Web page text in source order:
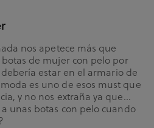
nos apetece más que
de mujer con pelo por
estar en el armario de
es uno de esos must que
y no nos extraña ya que…
unas botas con pelo cuando